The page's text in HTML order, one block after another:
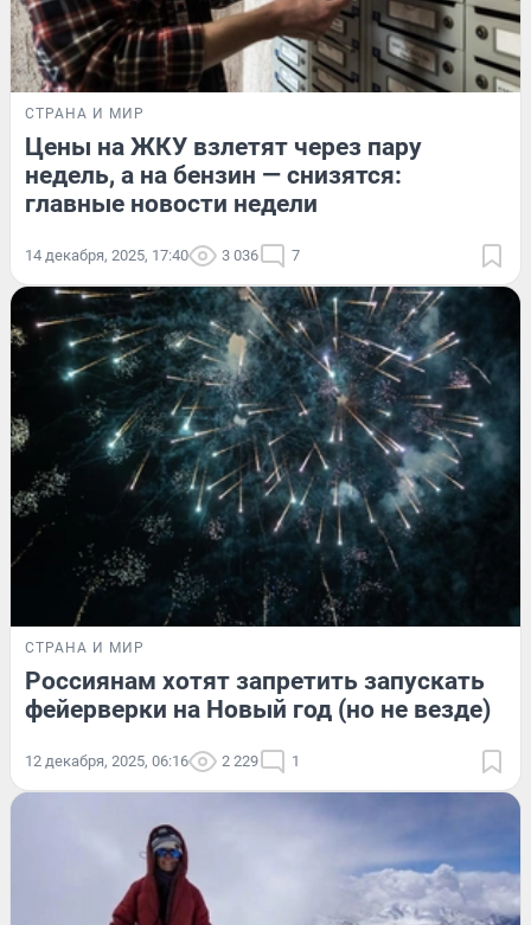
СТРАНА И МИР
Цены на ЖКУ взлетят через пару
недель, а на бензин — снизятся:
главные новости недели
14 декабря, 2025, 17:40 3 036 7
СТРАНА И МИР
Россиянам хотят запретить запускать
фейерверки на Новый год (но не везде)
12 декабря, 2025, 06:16 2 229 1